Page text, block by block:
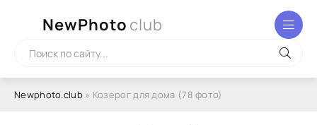
NewPhoto club
Newphoto.club» Козерог для дома (78 фото)